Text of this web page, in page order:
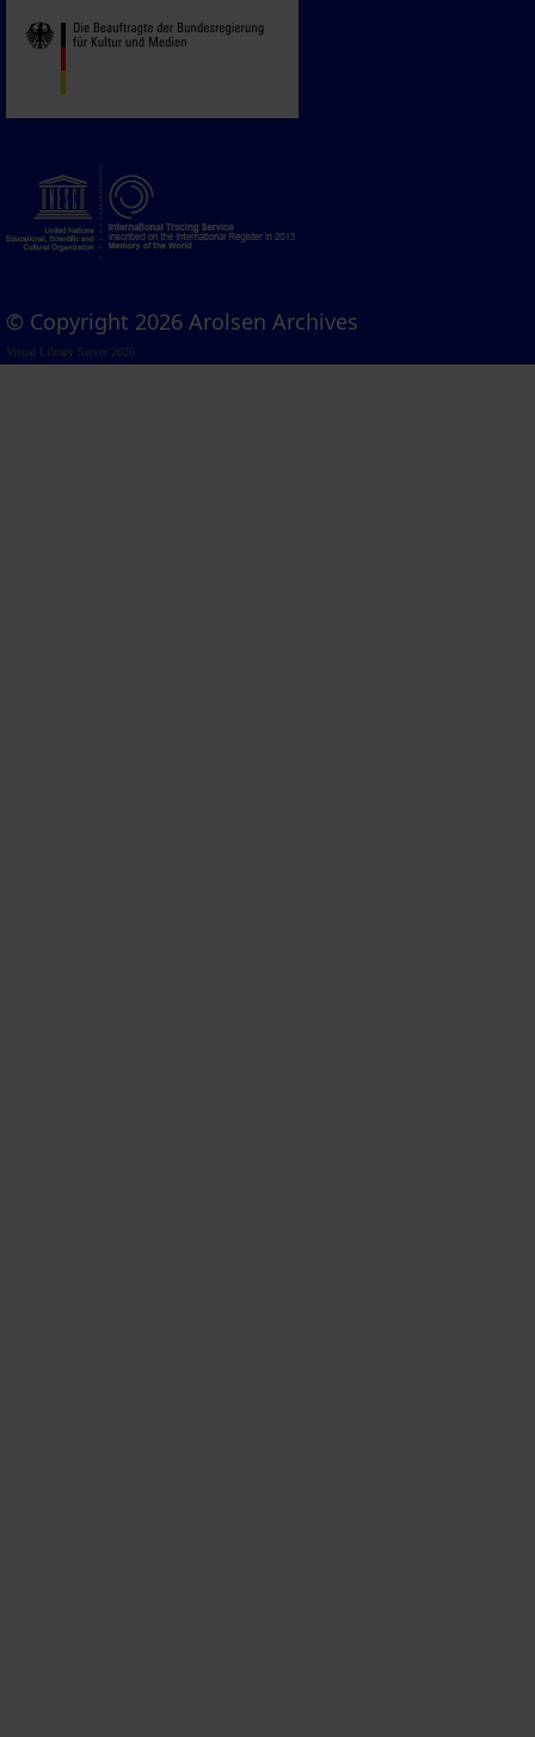
© Copyright 2026 Arolsen Archives
Visual Library Server 2026